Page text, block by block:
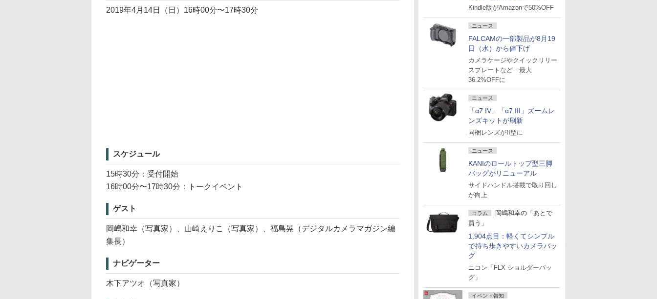
Kindle版がAmazonで50%OFF
ニュース
FALCAMの一部製品が8月19
日（水）から値下げ
カメラケージやクイックリリー
スプレートなど 最大
36.2%OFFに
ニュース
「α7 IV」「α7 III」ズームレ
ンズキットが刷新
同梱レンズがII型に
ニュース
KANIのロールトップ型三脚
バッグがリニューアル
サイドハンドル搭載で取り回し
が向上
コラム
岡嶋和幸の「あとで
買う」
1,904点目：軽くてシンプル
で持ち歩きやすいカメラバッ
グ
ニコン「FLX ショルダーバッ
グ」
イベント告知
2019年4月14日（日）16時00分〜17時30分
スケジュール
15時30分：受付開始
16時00分〜17時30分：トークイベント
ゲスト
岡嶋和幸（写真家）、山崎えりこ（写真家）、福島晃（デジタルカメラマガジン編
集長）
ナビゲーター
木下アツオ（写真家）